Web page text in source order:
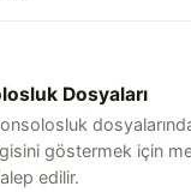
Dosyaları
göstermek için
edilir.